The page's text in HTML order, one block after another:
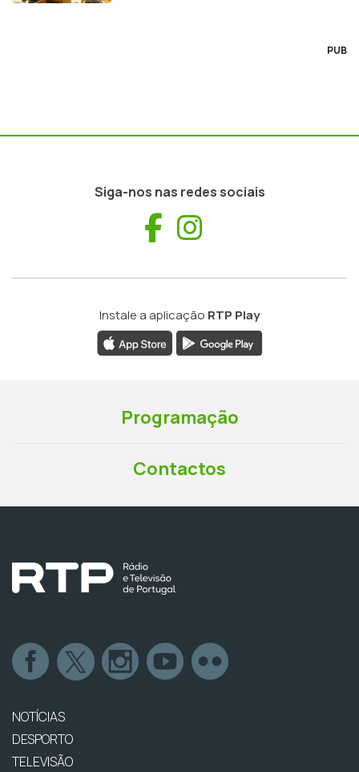
PUB
Siga-nos nas redes sociais
Facebook
Instale a aplicação RTP Play
Programação
Contactos
NOTÍCIAS
DESPORTO
TELEVISÃO